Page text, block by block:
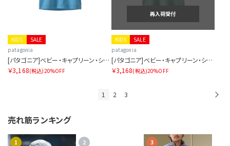
SALE
KIDS
patagonia
[パタゴニア]ベビー・キャプリーン・シルクウェイト・Tシャツ
￥3,168(税込)20%OFF
再入荷受付
SALE
KIDS
patagonia
[パタゴニア]ベビー・キャプリーン・シルクウェイト・Tシャツ
￥3,168(税込)20%OFF
1 2 3
売れ筋ランキング
1 2 3